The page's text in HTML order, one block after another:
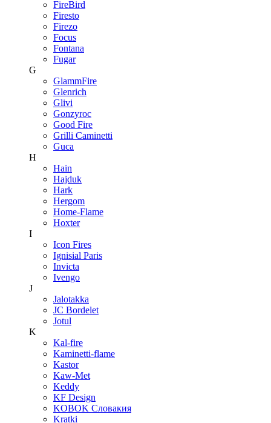
FireBird
Firesto
Firezo
Focus
Fontana
Fugar
G
GlammFire
Glenrich
Glivi
Gonzyroc
Good Fire
Grilli Caminetti
Guca
H
Hain
Hajduk
Hark
Hergom
Home-Flame
Hoxter
I
Icon Fires
Ignisial Paris
Invicta
Ivengo
J
Jalotakka
JC Bordelet
Jotul
K
Kal-fire
Kaminetti-flame
Kastor
Kaw-Met
Keddy
KF Design
KOBOK Словакия
Kratki